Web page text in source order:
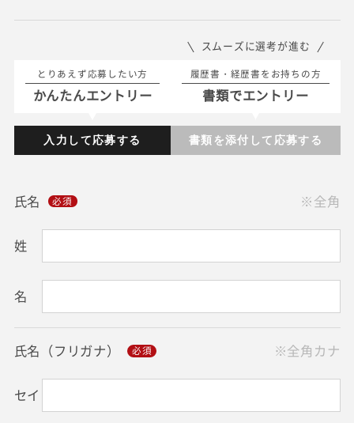
とりあえず応募したい方
かんたんエントリー
入力して応募する
スムーズに選考が進む
履歴書・経歴書をお持ちの方
書類でエントリー
書類を添付して応募する
氏名
姓
名
※全角
氏名（フリガナ）
セイ
※全角カナ